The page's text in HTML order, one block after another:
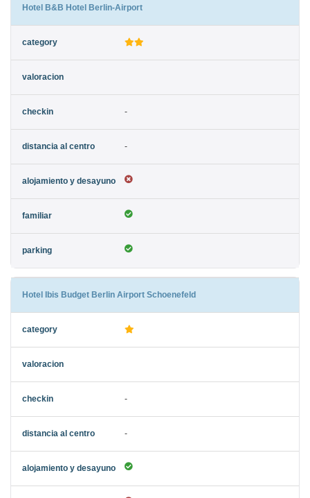
Hotel B&B Hotel Berlin-Airport
-
-
Hotel Ibis Budget Berlin Airport Schoenefeld
-
-